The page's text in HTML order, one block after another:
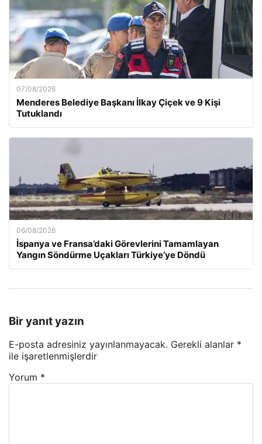
07/08/2026
Menderes Belediye Başkanı İlkay Çiçek ve 9 Kişi
Tutuklandı
06/08/2026
İspanya ve Fransa’daki Görevlerini Tamamlayan
Yangın Söndürme Uçakları Türkiye’ye Döndü
Bir yanıt yazın
E-posta adresiniz yayınlanmayacak. Gerekli alanlar *
ile işaretlenmişlerdir
Yorum *